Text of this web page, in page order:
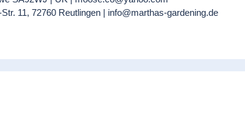
11, 72760 Reutlingen | info@marthas-gardening.de